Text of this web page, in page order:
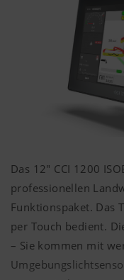
Das 12" CCI 1200
professionellen
Funktionspaket. Das
per Touch bedient.
– Sie kommen mit